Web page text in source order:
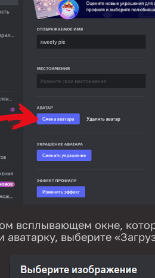
всплывающем окне,
аватарку, выберите